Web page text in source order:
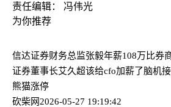
责任编辑： 冯伟光
为你推荐
信达证券财务总监张毅年薪108万比券
证券董事长艾久超该给cfo加薪了脑机
熊猫涨停
砍柴网2026-05-27 19:19:42